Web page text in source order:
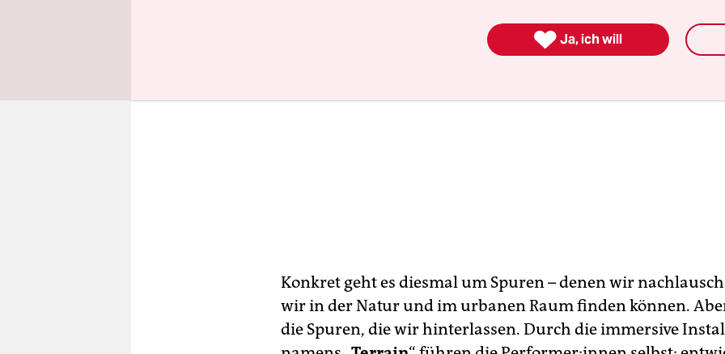
Konkret geht es diesmal um Spuren – denen wir
wir in der Natur und im urbanen Raum finden können.
die Spuren, die wir hinterlassen. Durch die immersive
 Ja, ich will